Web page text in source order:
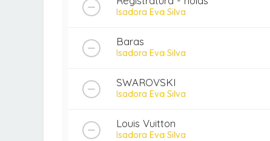
Isadora Eva Silva
Baras
Isadora Eva Silva
SWAROVSKI
Isadora Eva Silva
Louis Vuitton
Isadora Eva Silva